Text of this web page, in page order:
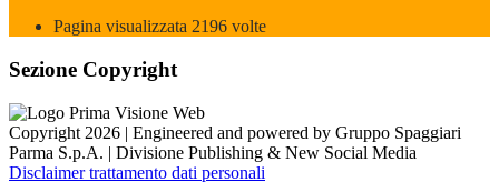
Pagina visualizzata 2196 volte
Sezione Copyright
Copyright 2026 | Engineered and powered by Gruppo Spaggiari
Parma S.p.A. | Divisione Publishing & New Social Media
Disclaimer trattamento dati personali